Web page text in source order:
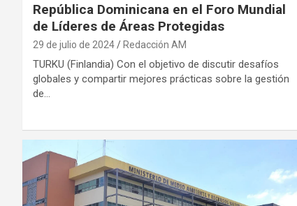
República Dominicana en el Foro Mundial
de Líderes de Áreas Protegidas
29 de julio de 2024 Redacción AM
TURKU (Finlandia) Con el objetivo de discutir desafíos
globales y compartir mejores prácticas sobre la gestión
de…